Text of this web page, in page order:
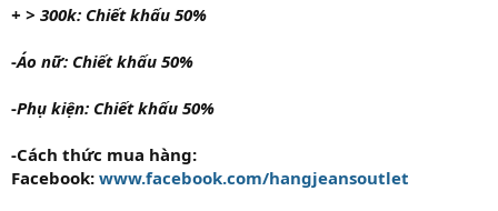
+ > 300k: Chiết khấu 50%
-Áo nữ: Chiết khấu 50%
-Phụ kiện: Chiết khấu 50%
-Cách thức mua hàng:
Facebook: www.facebook.com/hangjeansoutlet